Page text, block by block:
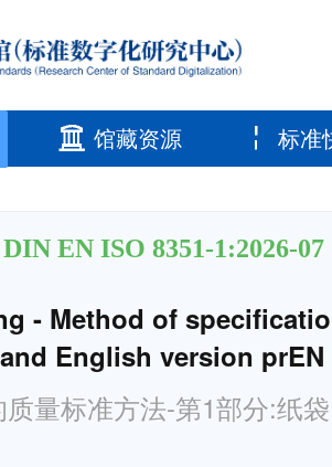
馆藏资源 标准
DIN EN ISO 8351-1:2026-07
- Method of
English version prEN
量标准方法-第1部分:纸